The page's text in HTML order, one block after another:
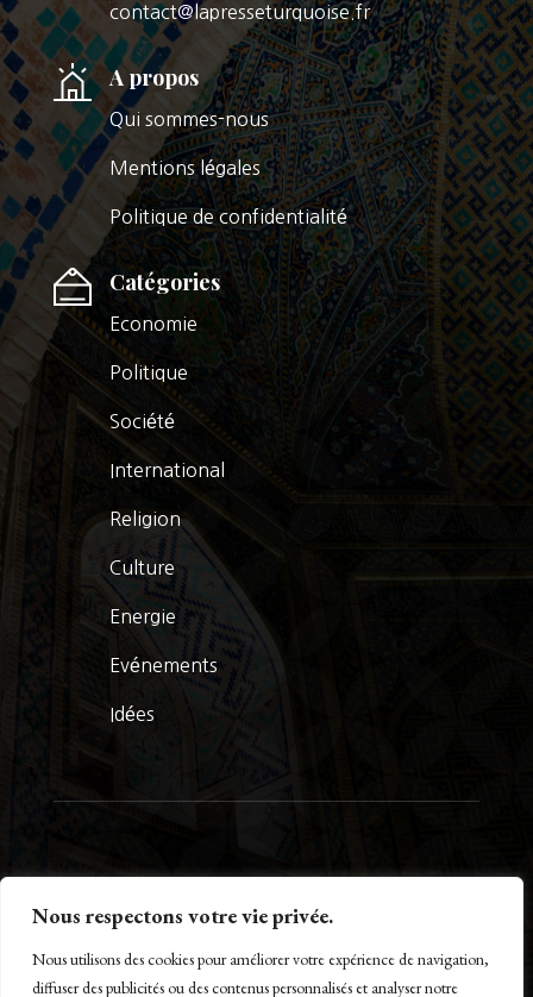
Nous respectons votre vie privée.
Nous utilisons des cookies pour améliorer votre expérience de navigation,
diffuser des publicités ou des contenus personnalisés et analyser notre
contact@lapresseturquoise.fr
A propos
Qui sommes-nous
Mentions légales
Politique de confidentialité
Catégories
Economie
Politique
Société
International
Religion
Culture
Energie
Evénements
Idées